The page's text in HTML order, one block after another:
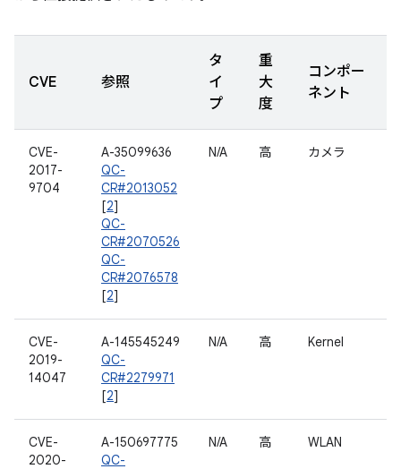
CVE 参照
タ
イ
プ
重
大
度
コンポー
ネント
CVE-
2017-
9704
A-35099636
QC-
CR#2013052
[2]
QC-
CR#2070526
QC-
CR#2076578
[2]
N/A 高 カメラ
CVE-
2019-
14047
A-145545249
QC-
CR#2279971
[2]
N/A 高 Kernel
CVE-
2020-
A-150697775
QC-
N/A 高 WLAN